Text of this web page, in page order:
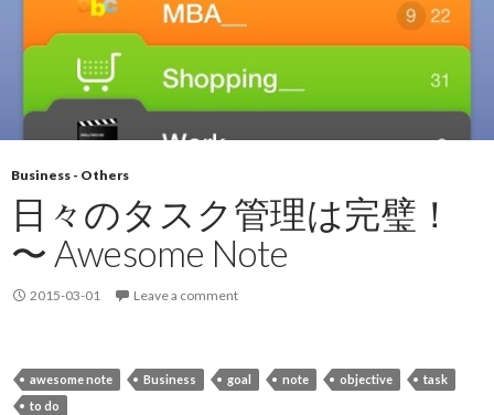
Business - Others
日々のタスク管理は完璧！
〜 Awesome Note
2015-03-01 Leave a comment
awesome note Business goal note objective
task
to do